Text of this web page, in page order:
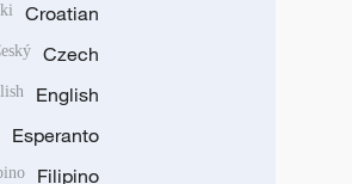
Croatian
Czech
English
Esperanto
Filipino